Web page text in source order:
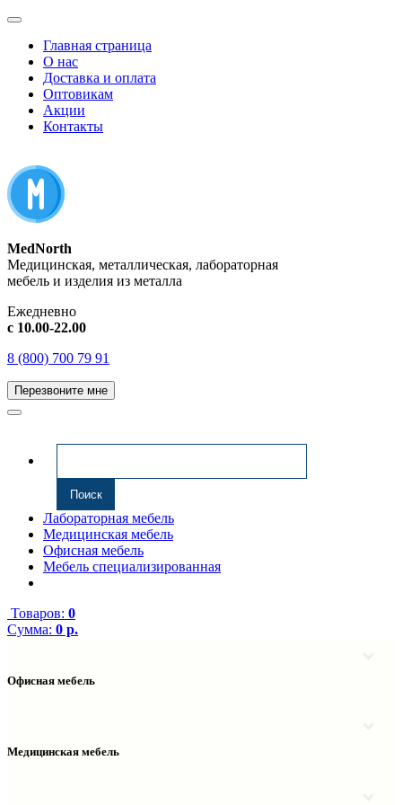
Главная страница
О нас
Доставка и оплата
Оптовикам
Акции
Контакты
MedNorth
Медицинская, металлическая, лабораторная
мебель и изделия из металла
Ежедневно
с 10.00-22.00
8 (800) 700 79 91
Перезвоните мне
Лабораторная мебель
Медицинская мебель
Офисная мебель
Мебель специализированная
Товаров: 0
Сумма: 0 р.
Офисная мебель
Надстройки
Медицинская мебель